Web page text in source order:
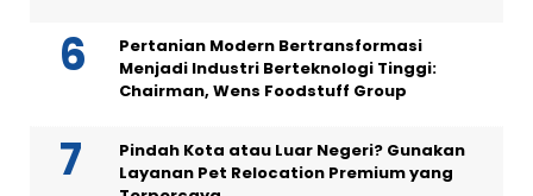
Pertanian Modern Bertransformasi
Menjadi Industri Berteknologi Tinggi:
Chairman, Wens Foodstuff Group
Pindah Kota atau Luar Negeri? Gunakan
Layanan Pet Relocation Premium yang